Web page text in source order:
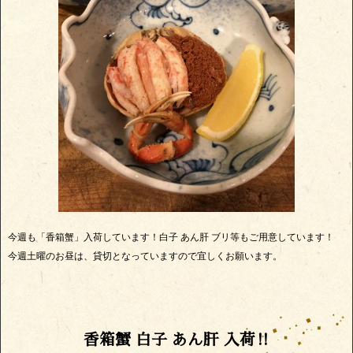
今週も「香箱蟹」入荷しています！白子 あん肝 ブリ等もご用意しています！
今週土曜のお昼は、貸切となっていますので宜しくお願います。
香箱蟹 白子 あん肝 入荷‼️